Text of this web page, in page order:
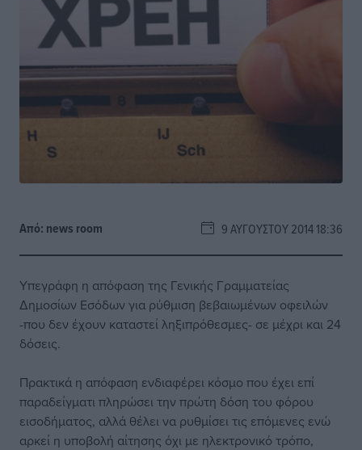
Από: news room 9 ΑΥΓΟΎΣΤΟΥ 2014 18:36
Υπεγράφη η απόφαση της Γενικής Γραμματείας
Δημοσίων Εσόδων για ρύθμιση βεβαιωμένων οφειλών
-που δεν έχουν καταστεί ληξιπρόθεσμες- σε μέχρι και 24
δόσεις.
Πρακτικά η απόφαση ενδιαφέρει κόσμο που έχει επί
παραδείγματι πληρώσει την πρώτη δόση του φόρου
εισοδήματος, αλλά θέλει να ρυθμίσει τις επόμενες ενώ
αρκεί η υποβολή αίτησης όχι με ηλεκτρονικό τρόπο,